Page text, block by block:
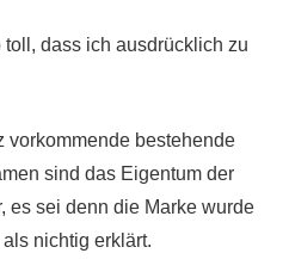
dass ich ausdrücklich zu
vorkommende bestehende
sind das Eigentum der
es sei denn die Marke wurde
nichtig erklärt.